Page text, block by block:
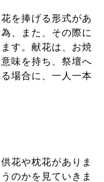
を捧げる形式があ
、また、その際に
す。献花は、お焼
味を持ち、祭壇へ
場合に、一人一本
花や枕花がありま
のかを見ていきま